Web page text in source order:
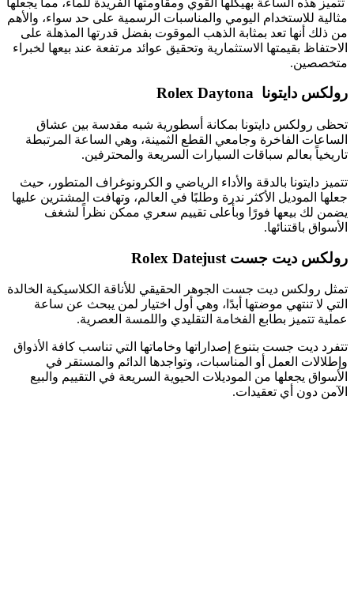
مثالية للاستخدام اليومي والمناسبات الرسمية على حد سواء، والأهم
من ذلك أنها تعد بمثابة الذهب الموقوت بفضل قدرتها المذهلة على
الاحتفاظ بقيمتها الاستثمارية وتحقيق عوائد مرتفعة عند بيعها لخبراء
متخصصين.
رولكس دايتونا Rolex Daytona
تحظى رولكس دايتونا بمكانة أسطورية شبه مقدسة بين عشاق
الساعات الفاخرة وجامعي القطع الثمينة، وهي الساعة المرتبطة
تاريخياً بعالم سباقات السيارات السريعة والمحترفين.
تتميز دايتونا بالدقة والأداء الرياضي و الكرونوغراف المتطور، حيث
جعلها الموديل الأكثر ندرة وطلبًا في العالم، وتهافت المشترين عليها
يضمن لك بيعها فورًا وبأعلى تقييم سعري ممكن نظراً لشغف
الأسواق باقتنائها.
رولكس ديت جست Rolex Datejust
تمثل رولكس ديت جست الجوهر الحقيقي للأناقة الكلاسيكية الخالدة
التي لا تنتهي موضتها أبدًا، وهي أول اختيار لمن يبحث عن ساعة
عملية تتميز بطابع الفخامة التقليدي واللمسة العصرية.
تتفرد ديت جست بتنوع إصداراتها وخاماتها التي تناسب كافة الأذواق
وإطلالات العمل أو المناسبات، وتواجدها الدائم والمستقر في
الأسواق يجعلها من الموديلات الحيوية السريعة في التقييم والبيع
الآمن دون أي تعقيدات.